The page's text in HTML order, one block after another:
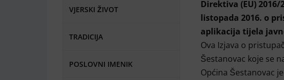
VJERSKI ŽIVOT
TRADICIJA
POSLOVNI IMENIK
Direktiva (EU)
listopada 2016. o
aplikacija tijela
Ova Izjava o
Šestanovac koje se
Općina Šestanovac